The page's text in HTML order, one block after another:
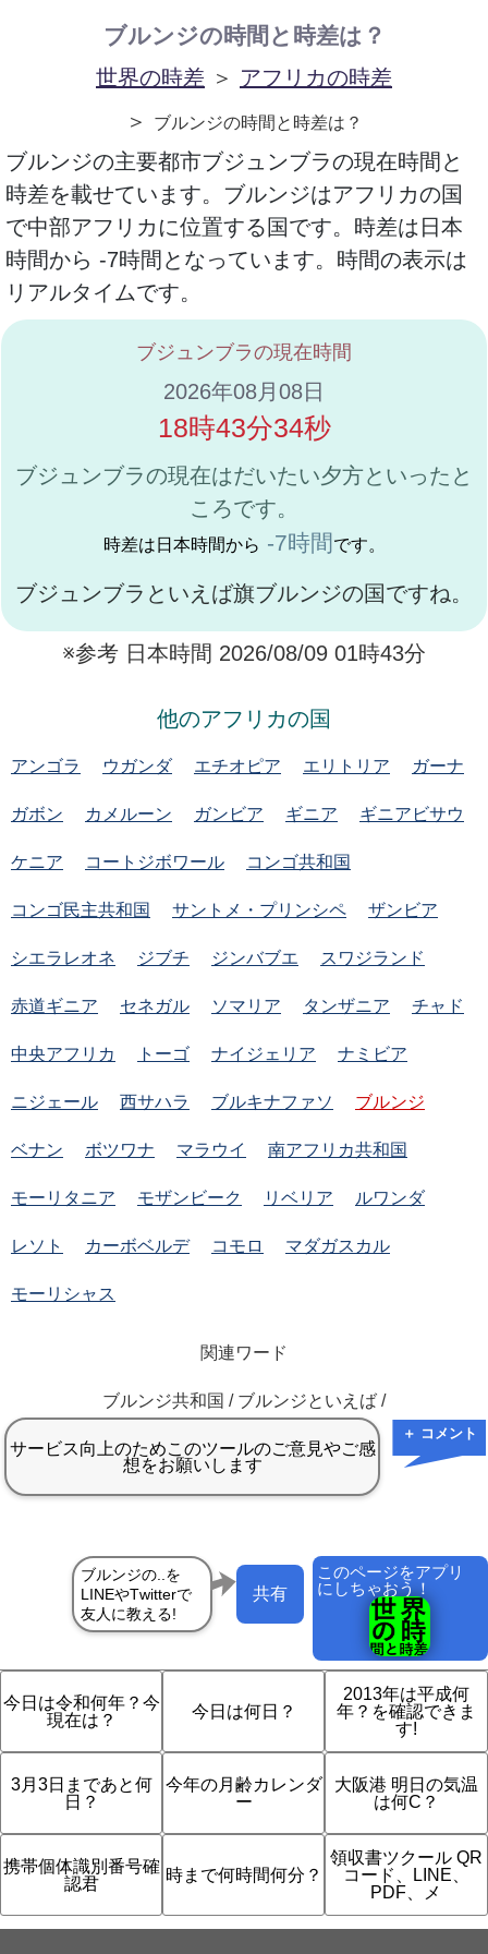
ブルンジの時間と時差は？
世界の時差 ＞ アフリカの時差
＞
ブルンジの時間と時差は？
ブルンジの主要都市ブジュンブラの現在時間と
時差を載せています。ブルンジはアフリカの国
で中部アフリカに位置する国です。時差は日本
時間から -7時間となっています。時間の表示は
リアルタイムです。
ブジュンブラの現在時間
2026年08月08日
18時43分34秒
ブジュンブラの現在はだいたい夕方といったと
ころです。
時差は日本時間から -7時間 です。
ブジュンブラといえば旗ブルンジの国ですね。
※参考 日本時間 2026/08/09 01時43分
他のアフリカの国
アンゴラ ウガンダ エチオピア エリトリア ガーナ
ガボン カメルーン ガンビア ギニア ギニアビサウ
ケニア コートジボワール コンゴ共和国
コンゴ民主共和国 サントメ・プリンシペ ザンビア
シエラレオネ ジブチ ジンバブエ スワジランド
赤道ギニア セネガル ソマリア タンザニア チャド
中央アフリカ トーゴ ナイジェリア ナミビア
ニジェール 西サハラ ブルキナファソ ブルンジ
ベナン ボツワナ マラウイ 南アフリカ共和国
モーリタニア モザンビーク リベリア ルワンダ
レソト カーボベルデ コモロ マダガスカル
モーリシャス
関連ワード
ブルンジ共和国 / ブルンジといえば /
＋ コメント
このページをアプリ
にしちゃおう！
共有
今日は令和何年？今
現在は？
今日は何日？
2013年は平成何
年？を確認できま
す!
3月3日まであと何
日？
今年の月齢カレンダ
ー
大阪港 明日の気温
は何C？
携帯個体識別番号確
認君
時まで何時間何分？
領収書ツクール QR
コード、LINE、
PDF、メ